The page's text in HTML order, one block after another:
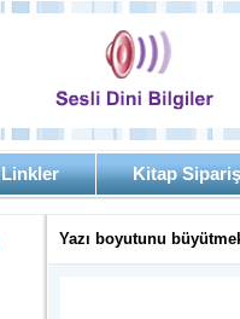
Linkler Kitap
Yazı boyutunu